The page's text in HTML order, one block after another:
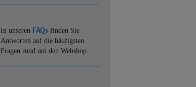
In unseren FAQs finden Sie
Antworten auf die häufigsten
Fragen rund um den Webshop.